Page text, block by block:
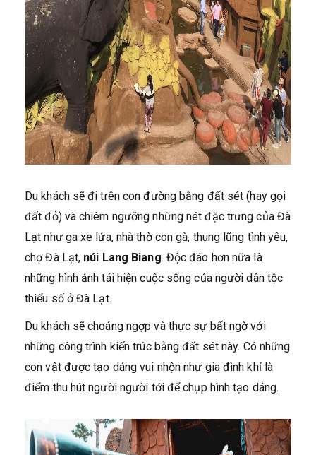
Du khách sẽ đi trên con đường bằng đất sét (hay gọi
đất đỏ) và chiêm ngưỡng những nét đặc trưng của Đà
Lạt như ga xe lửa, nhà thờ con gà, thung lũng tình yêu,
chợ Đà Lạt, núi Lang Biang. Độc đáo hơn nữa là
những hình ảnh tái hiện cuộc sống của người dân tộc
thiểu số ở Đà Lạt.
Du khách sẽ choáng ngợp và thực sự bất ngờ với
những công trình kiến trúc bằng đất sét này. Có những
con vật được tạo dáng vui nhộn như gia đình khỉ là
điểm thu hút người người tới để chụp hình tạo dáng.